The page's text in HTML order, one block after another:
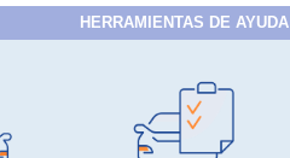
HERRAMIENTAS DE AYUDA